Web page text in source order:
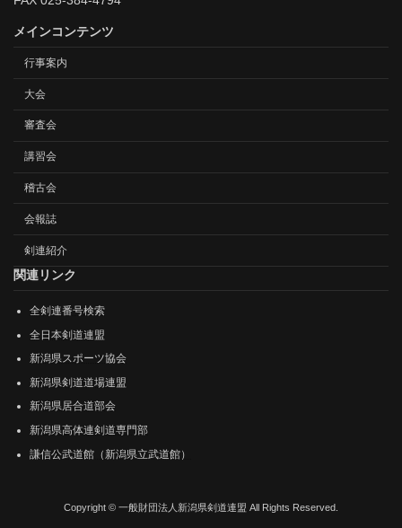
メインコンテンツ
行事案内
大会
審査会
講習会
稽古会
会報誌
剣連紹介
関連リンク
全剣連番号検索
全日本剣道連盟
新潟県スポーツ協会
新潟県剣道道場連盟
新潟県居合道部会
新潟県高体連剣道専門部
謙信公武道館（新潟県立武道館）
Copyright © 一般財団法人新潟県剣道連盟 All Rights Reserved.